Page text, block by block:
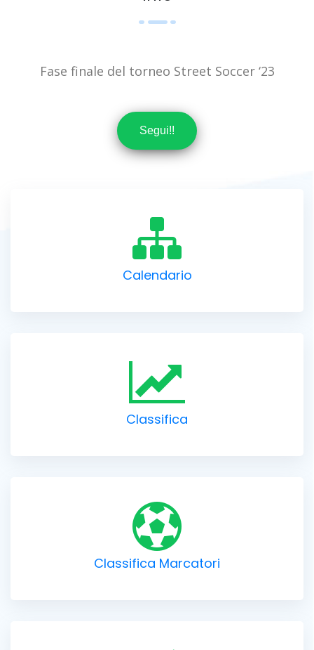
Fase finale del torneo Street Soccer ‘23
Segui!!
Calendario
Classifica
Classifica Marcatori